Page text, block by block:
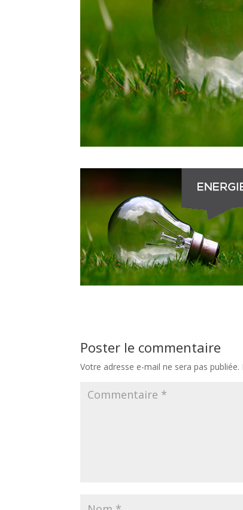
Poster le commentaire
Votre adresse e-mail ne sera pas publiée.